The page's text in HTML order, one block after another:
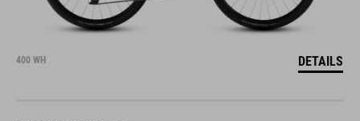
400 WH DETAILS